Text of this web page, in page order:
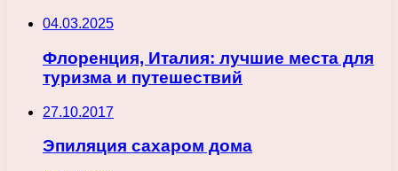
04.03.2025
Флоренция, Италия: лучшие места для
туризма и путешествий
27.10.2017
Эпиляция сахаром дома